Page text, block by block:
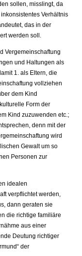
sollen, misslingt, da
Verhältnis
das in der
werden soll.
Vergemeinschaftung
und Haltungen als
1. als Eltern, die
vollziehen
dem Kind
Form der
Kind zuzuwenden etc.;
denn mit der
wird
Gewalt um so
Personen zur
idealen
verpflichtet werden,
dann geraten sie
die richtige familiäre
aus einer
Deutung richtiger
der